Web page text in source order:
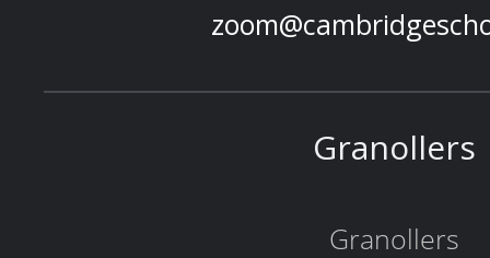
Granollers
Granollers